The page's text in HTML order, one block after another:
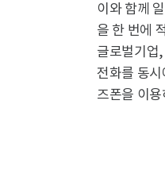
이와 함께
을 한 번에
글로벌기업
전화를 동
즈폰을 이